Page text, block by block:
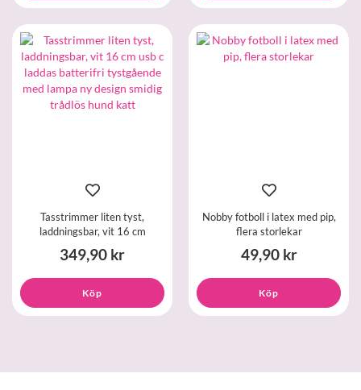
Tasstrimmer liten tyst,
laddningsbar, vit 16 cm
349,90 kr
Köp
Nobby fotboll i latex med pip,
flera storlekar
49,90 kr
Köp